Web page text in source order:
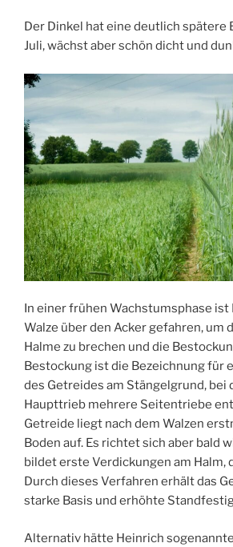
Der Dinkel hat eine deutlich spätere
Juli, wächst aber schön dicht und
In einer frühen Wachstumsphase
Walze über den Acker gefahren, um
Halme zu brechen und die
Bestockung ist die Bezeichnung für
des Getreides am Stängelgrund, bei
Haupttrieb mehrere Seitentriebe
Getreide liegt nach dem Walzen
Boden auf. Es richtet sich aber bald
bildet erste Verdickungen am Halm,
Durch dieses Verfahren erhält das
starke Basis und erhöhte
Alternativ hätte Heinrich sogenannte